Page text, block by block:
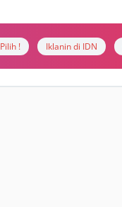
! Iklanin di IDN